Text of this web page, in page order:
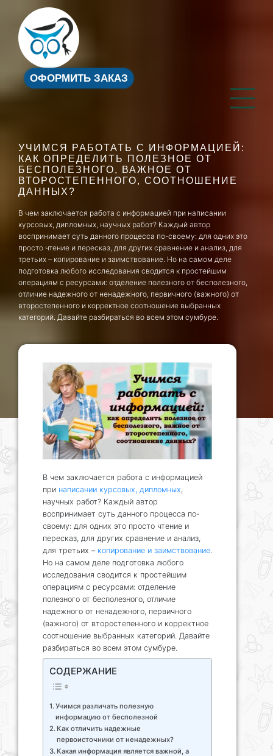
ОФОРМИТЬ ЗАКАЗ
УЧИМСЯ РАБОТАТЬ С ИНФОРМАЦИЕЙ:
КАК ОПРЕДЕЛИТЬ ПОЛЕЗНОЕ ОТ
БЕСПОЛЕЗНОГО, ВАЖНОЕ ОТ
ВТОРОСТЕПЕННОГО, СООТНОШЕНИЕ
ДАННЫХ?
В чем заключается работа с информацией при написании
курсовых, дипломных, научных работ? Каждый автор
воспринимает суть данного процесса по-своему: для одних это
просто чтение и пересказ, для других сравнение и анализ, для
третьих – копирование и заимствование. Но на самом деле
подготовка любого исследования сводится к простейшим
операциям с ресурсами: отделение полезного от бесполезного,
отличие надежного от ненадежного, первичного (важного) от
второстепенного и корректное соотношение выбранных
категорий. Давайте разбираться во всем этом сумбуре.
В чем заключается работа с информацией
при написании курсовых, дипломных,
научных работ? Каждый автор
воспринимает суть данного процесса по-
своему: для одних это просто чтение и
пересказ, для других сравнение и анализ,
для третьих – копирование и заимствование.
Но на самом деле подготовка любого
исследования сводится к простейшим
операциям с ресурсами: отделение
полезного от бесполезного, отличие
надежного от ненадежного, первичного
(важного) от второстепенного и корректное
соотношение выбранных категорий. Давайте
разбираться во всем этом сумбуре.
СОДЕРЖАНИЕ
Учимся различать полезную
информацию от бесполезной
Как отличить надежные
первоисточники от ненадежных?
Какая информация является важной, а